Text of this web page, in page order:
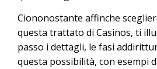
Ciononostante affinche
questa trattato di Casinos, ti
passo i dettagli, le fasi
questa possibilità, con esempi